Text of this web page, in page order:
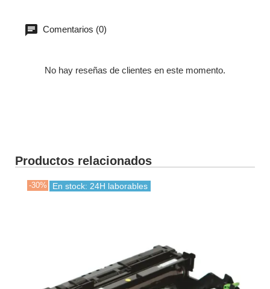
Comentarios (0)
No hay reseñas de clientes en este momento.
Productos relacionados
-30% En stock: 24H laborables